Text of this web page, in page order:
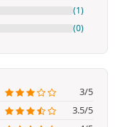
(1)
(0)
3/5
3.5/5